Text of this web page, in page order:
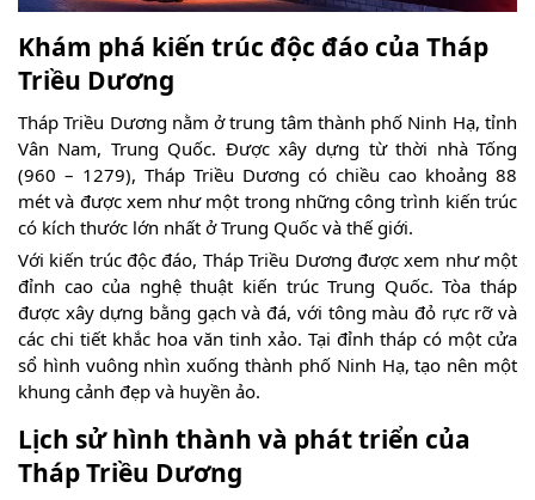
Khám phá kiến trúc độc đáo của Tháp
Triều Dương
Tháp Triều Dương nằm ở trung tâm thành phố Ninh Hạ, tỉnh
Vân Nam, Trung Quốc. Được xây dựng từ thời nhà Tống
(960 – 1279), Tháp Triều Dương có chiều cao khoảng 88
mét và được xem như một trong những công trình kiến trúc
có kích thước lớn nhất ở Trung Quốc và thế giới.
Với kiến trúc độc đáo, Tháp Triều Dương được xem như một
đỉnh cao của nghệ thuật kiến trúc Trung Quốc. Tòa tháp
được xây dựng bằng gạch và đá, với tông màu đỏ rực rỡ và
các chi tiết khắc hoa văn tinh xảo. Tại đỉnh tháp có một cửa
sổ hình vuông nhìn xuống thành phố Ninh Hạ, tạo nên một
khung cảnh đẹp và huyền ảo.
Lịch sử hình thành và phát triển của
Tháp Triều Dương